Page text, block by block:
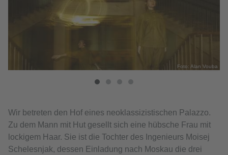
Foto: Alan Vouba
Wir betreten den Hof eines neoklassizistischen Palazzo.
Zu dem Mann mit Hut gesellt sich eine hübsche Frau mit
lockigem Haar. Sie ist die Tochter des Ingenieurs Moisej
Schelesnjak, dessen Einladung nach Moskau die drei